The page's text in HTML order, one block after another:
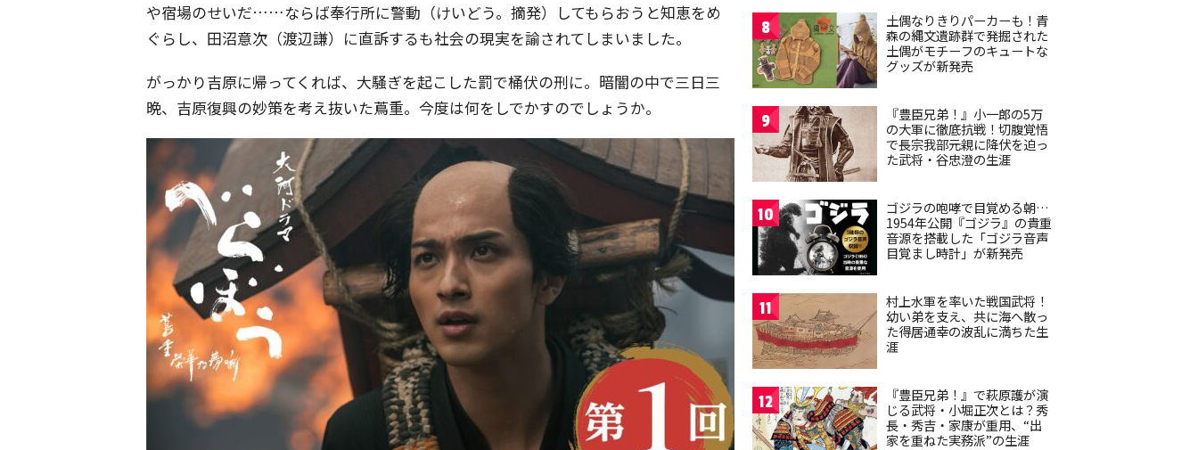
や宿場のせいだ……ならば奉行所に警動（けいどう。摘発）してもらおうと知恵をめ
ぐらし、田沼意次（渡辺謙）に直訴するも社会の現実を諭されてしまいました。
がっかり吉原に帰ってくれば、大騒ぎを起こした罰で桶伏の刑に。暗闇の中で三日三
晩、吉原復興の妙策を考え抜いた蔦重。今度は何をしでかすのでしょうか。
8
土偶なりきりパーカーも！青
森の縄文遺跡群で発掘された
土偶がモチーフのキュートな
グッズが新発売
9
『豊臣兄弟！』小一郎の5万
の大軍に徹底抗戦！切腹覚悟
で長宗我部元親に降伏を迫っ
た武将・谷忠澄の生涯
10
ゴジラの咆哮で目覚める朝…
1954年公開『ゴジラ』の貴重
音源を搭載した「ゴジラ音声
目覚まし時計」が新発売
11
村上水軍を率いた戦国武将！
幼い弟を支え、共に海へ散っ
た得居通幸の波乱に満ちた生
涯
12
『豊臣兄弟！』で萩原護が演
じる武将・小堀正次とは？秀
長・秀吉・家康が重用、“出
家を重ねた実務派”の生涯